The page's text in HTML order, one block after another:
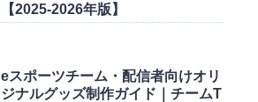
【2025-2026年版】
eスポーツチーム・配信者向けオリ
ジナルグッズ制作ガイド｜チームT